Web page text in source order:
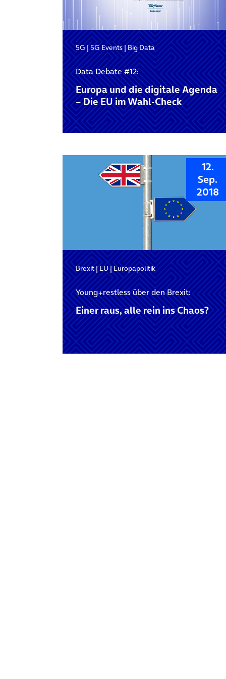
5G|5G Events|Big Data
Data Debate #12:
Europa und die digitale Agenda
– Die EU im Wahl-Check
12.
Sep.
2018
Brexit|EU|Europapolitik
Young+restless über den Brexit:
Einer raus, alle rein ins Chaos?